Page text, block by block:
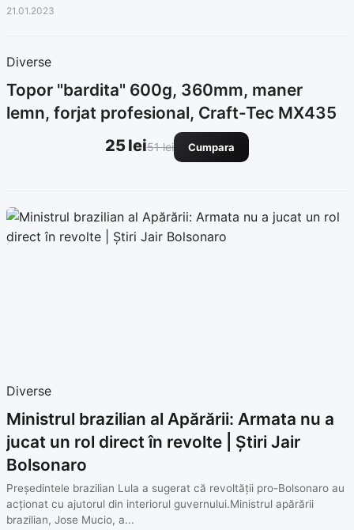
21.01.2023
Diverse
Topor "bardita" 600g, 360mm, maner
lemn, forjat profesional, Craft-Tec MX435
25 lei51 lei Cumpara
Diverse
Ministrul brazilian al Apărării: Armata nu a
jucat un rol direct în revolte | Știri Jair
Bolsonaro
Președintele brazilian Lula a sugerat că revoltății pro-Bolsonaro au
acționat cu ajutorul din interiorul guvernului.Ministrul apărării
brazilian, Jose Mucio, a...